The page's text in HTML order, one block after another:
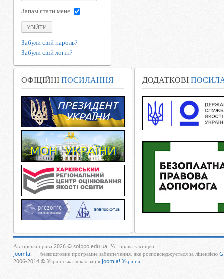
Запам'ятати мене
УВІЙТИ
Забули свій пароль?
Забули свій логін?
ОФІЦІЙНІ ПОСИЛАННЯ ДОДАТКОВІ
Авторські права 2026 © soippo.edu.ua. Усі права захищені.
Joomla! — безкоштовне програмне забезпечення, яке розповсюджується за ліцензією
2006-2014 © Українська локалізація Joomla! Україна.